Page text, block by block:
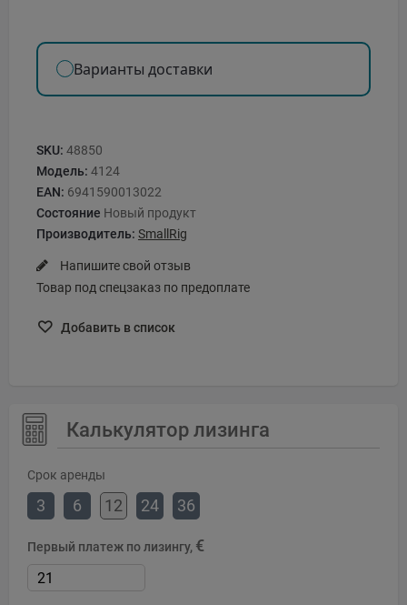
Варианты доставки
SKU: 48850
Модель: 4124
EAN: 6941590013022
Состояние Новый продукт
Производитель: SmallRig
Напишите свой отзыв
Товар под спецзаказ по предоплате
Добавить в список
Калькулятор лизинга
Срок аренды
3 6 12 24 36
Первый платеж по лизингу, €